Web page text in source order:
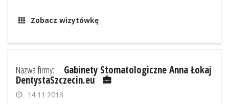
Zobacz wizytówkę
Nazwa firmy: Gabinety Stomatologiczne Anna Łokaj
DentystaSzczecin.eu
14 11 2018